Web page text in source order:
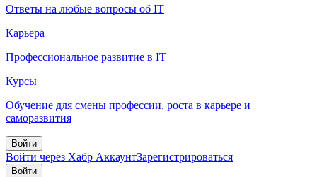
Ответы на любые вопросы об IT
Карьера
Профессиональное развитие в IT
Курсы
Обучение для смены профессии, роста в карьере и
саморазвития
Войти
Войти через Хабр АккаунтЗарегистрироваться
Войти